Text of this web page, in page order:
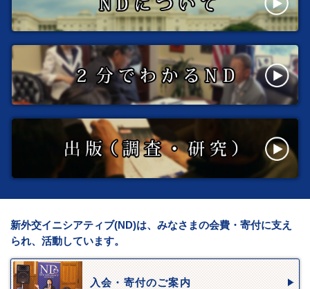
新外交イニシアティブ(ND)は、みなさまの会費・寄付に支え
られ、活動しています。
入会・寄付のご案内